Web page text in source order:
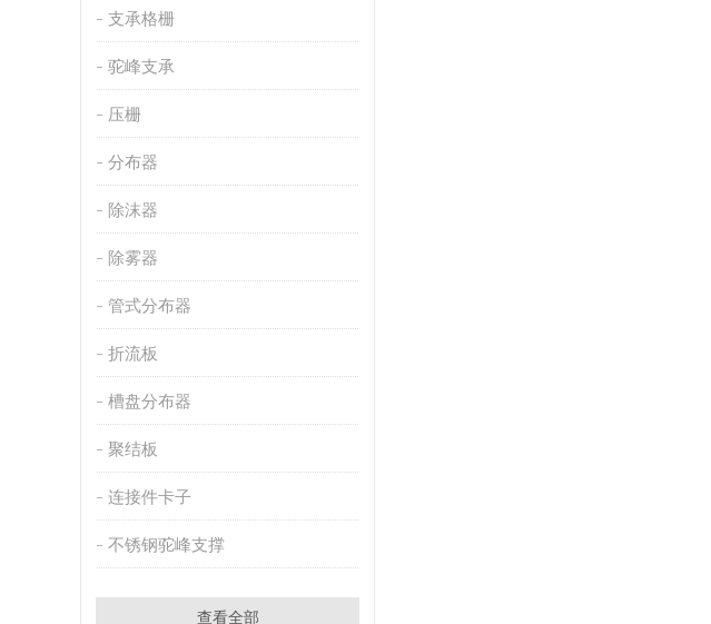
支承格栅
驼峰支承
压栅
分布器
除沫器
除雾器
管式分布器
折流板
槽盘分布器
聚结板
连接件卡子
不锈钢驼峰支撑
查看全部